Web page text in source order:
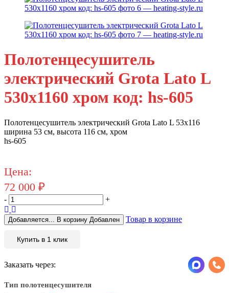
Полотенцесушитель
электрический Grota Lato L
530x1160 хром код: hs-605
Полотенцесушитель электрический Grota Lato L 53х116
ширина 53 см, высота 116 см, хром
hs-605
Цена:
72 000 ₽
- +
Добавляется... В корзину Добавлен Товар в корзине
Купить в 1 клик
Заказать через:
Тип полотенцесушителя